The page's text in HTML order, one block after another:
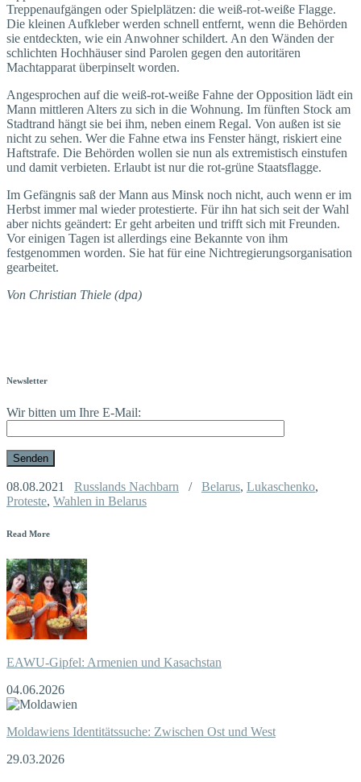
Treppenaufgängen oder Spielplätzen: die weiß-rot-weiße Flagge.
Die kleinen Aufkleber werden schnell entfernt, wenn die Behörden
sie entdeckten, wie ein Anwohner schildert. An den Wänden der
schlichten Hochhäuser sind Parolen gegen den autoritären
Machtapparat überpinselt worden.
Angesprochen auf die weiß-rot-weiße Fahne der Opposition lädt ein
Mann mittleren Alters zu sich in die Wohnung. Im fünften Stock am
Stadtrand hängt sie bei ihm, neben einem Regal. Von außen ist sie
nicht zu sehen. Wer die Fahne etwa ins Fenster hängt, riskiert eine
Haftstrafe. Die Behörden wollen sie nun als extremistisch einstufen
und damit verbieten. Erlaubt ist nur die rot-grüne Staatsflagge.
Im Gefängnis saß der Mann aus Minsk noch nicht, auch wenn er im
Herbst immer mal wieder protestierte. Für ihn hat sich seit der Wahl
aber nichts geändert: Er geht arbeiten und trifft sich mit Freunden.
Vor einigen Tagen ist allerdings eine Bekannte von ihm
festgenommen worden. Sie hat für eine Nichtregierungsorganisation
gearbeitet.
Von Christian Thiele (dpa)
Newsletter
Wir bitten um Ihre E-Mail:
08.08.2021 Russlands Nachbarn / Belarus, Lukaschenko,
Proteste, Wahlen in Belarus
Read More
EAWU-Gipfel: Armenien und Kasachstan
04.06.2026
Moldawiens Identitätssuche: Zwischen Ost und West
29.03.2026